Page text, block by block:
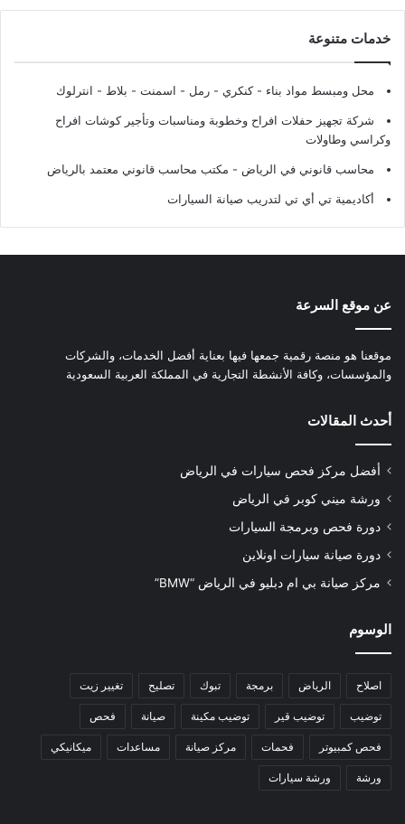
خدمات متنوعة
محل ومبسط مواد بناء - كنكري - رمل - اسمنت - بلاط - انترلوك
شركة تجهيز حفلات افراح وخطوبة ومناسبات وتأجير كوشات افراح
وكراسي وطاولات
محاسب قانوني في الرياض - مكتب محاسب قانوني معتمد بالرياض
أكاديمية تي أي تي لتدريب صيانة السيارات
عن موقع السرعة
موقعنا هو منصة رقمية جمعها فيها بعناية أفضل الخدمات، والشركات
والمؤسسات، وكافة الأنشطة التجارية في المملكة العربية السعودية
أحدث المقالات
أفضل مركز فحص سيارات في الرياض
ورشة ميني كوبر في الرياض
دورة فحص وبرمجة السيارات
دورة صيانة سيارات اونلاين
مركز صيانة بي ام دبليو في الرياض “BMW”
الوسوم
اصلاح الرياض برمجة تبوك تصليح تغيير زيت
توضيب توضيب قير توضيب مكينة صيانة فحص
فحص كمبيوتر فحمات مركز صيانة مساعدات ميكانيكي
ورشة ورشة سيارات